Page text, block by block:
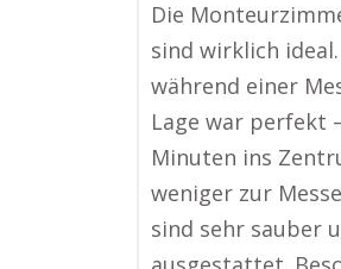
Die
sind wirklich
während einer
Lage war perfekt
Minuten ins
weniger zur
sind sehr sauber